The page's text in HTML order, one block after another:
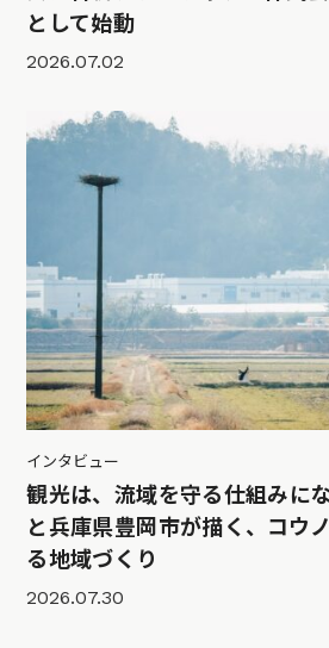
として始動
2026.07.02
インタビュー
観光は、流域を守る仕組みに
と兵庫県豊岡市が描く、コウ
る地域づくり
2026.07.30